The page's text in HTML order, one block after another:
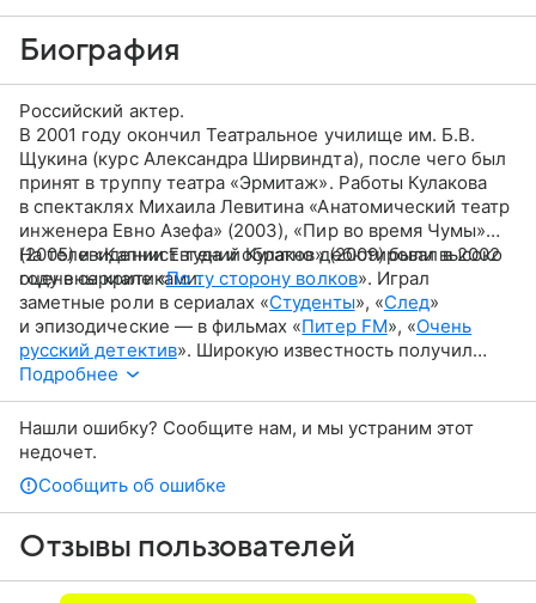
Биография
Российский актер.
В 2001 году окончил Театральное училище им. Б.В.
Щукина (курс Александра Ширвиндта), после чего был
принят в труппу театра «Эрмитаж». Работы Кулакова
в спектаклях Михаила Левитина «Анатомический театр
инженера Евно Азефа» (2003), «Пир во время Чумы»
(2005) и «Капнист туда и обратно» (2009) были высоко
оценены критиками.
На телевидении Евгений Кулаков дебютировал в 2002
году в сериале «По ту сторону волков». Играл
заметные роли в сериалах «Студенты», «След»
и эпизодические — в фильмах «Питер FM», «Очень
русский детектив». Широкую известность получил
благодаря роли Льва Романовича в сериале «
Подробнее
Нашли ошибку? Сообщите нам, и мы устраним этот
недочет.
Сообщить об ошибке
Отзывы пользователей